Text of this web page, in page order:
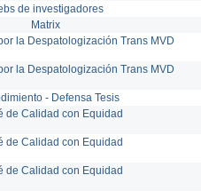
de investigadores
Matrix
la Despatologización Trans MVD
la Despatologización Trans MVD
- Defensa Tesis
de Calidad con Equidad
de Calidad con Equidad
de Calidad con Equidad